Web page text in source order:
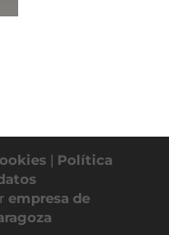
| Política
empresa de